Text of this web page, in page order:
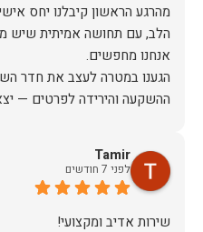
מהרגע הראשון קיבלנו יחס
הלב, עם תחושה אמיתית שיש
הגענו במטרה לעצב את חדר
ההשקעה והירידה לפרטים —
אין ספק שעשינו את הבחירה
Tamir
לפני 7 חודשים